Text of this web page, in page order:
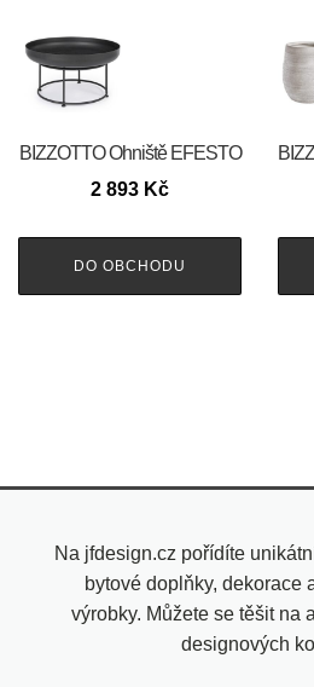
BIZZOTTO Ohniště EFESTO
2 893 Kč
DO OBCHODU
Na jfdesign.cz pořídíte
bytové doplňky, dekorace
výrobky. Můžete se těšit na
designových